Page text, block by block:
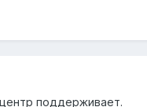
поддерживает.